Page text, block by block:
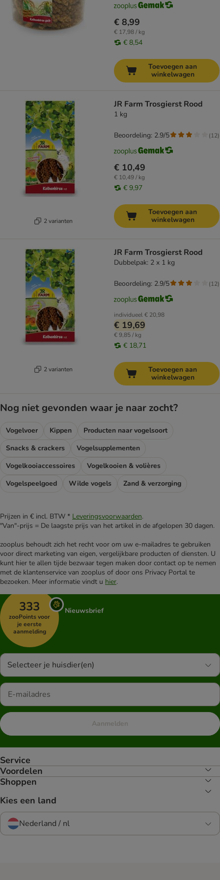
€ 8,99
€ 17,98 / kg
€ 8,54
Toevoegen aan
winkelwagen
2 varianten
JR Farm Trosgierst Rood
1 kg
€ 10,49
€ 10,49 / kg
€ 9,97
Beoordeling: 2.9/5 (12)
Toevoegen aan
winkelwagen
2 varianten
JR Farm Trosgierst Rood
Dubbelpak: 2 x 1 kg
individueel€ 20,98
€ 19,69
€ 9,85 / kg
€ 18,71
Beoordeling: 2.9/5 (12)
Toevoegen aan
winkelwagen
Nog niet gevonden waar je naar zocht?
Vogelvoer Kippen
Producten naar vogelsoort
Snacks & crackers
Vogelsupplementen
Vogelkooiaccessoires
Vogelkooien & volières
Vogelspeelgoed
Wilde vogels Zand & verzorging
Prijzen in € incl. BTW * Leveringsvoorwaarden.
"Van"-prijs = De laagste prijs van het artikel in de afgelopen 30 dagen.
zooplus behoudt zich het recht voor om uw e-mailadres te gebruiken
voor direct marketing van eigen, vergelijkbare producten of diensten. U
kunt hier te allen tijde bezwaar tegen maken door contact op te nemen
met de klantenservice van zooplus of door ons Privacy Portal te
bezoeken. Meer informatie vindt u hier.
333
zooPoints voor
je eerste
aanmelding
Nieuwsbrief
Selecteer je huisdier(en)
Aanmelden
Service
Voordelen
Shoppen
Kies een land
Nederland / nl